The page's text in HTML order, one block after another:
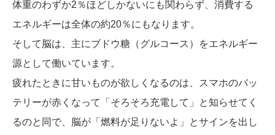
体重のわずか2％ほどしかないにも関わらず、消費する
エネルギーは全体の約20％にもなります。
そして脳は、主にブドウ糖（グルコース）をエネルギー
源として働いています。
疲れたときに甘いものが欲しくなるのは、スマホのバッ
テリーが赤くなって「そろそろ充電して」と知らせてく
るのと同で、脳が「燃料が足りないよ」とサインを出し